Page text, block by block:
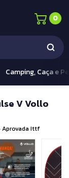
0
Camping, Caça e
V Vollo